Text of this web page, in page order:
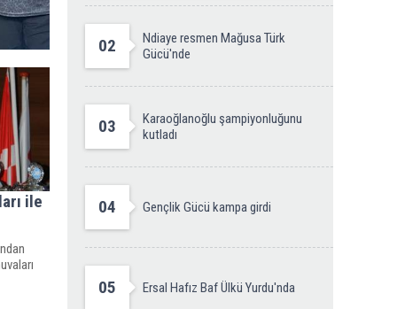
ile
02
Ndiaye resmen Mağusa Türk
Gücü'nde
03
Karaoğlanoğlu şampiyonluğunu
kutladı
04 Gençlik Gücü kampa girdi
05 Ersal Hafız Baf Ülkü Yurdu'nda